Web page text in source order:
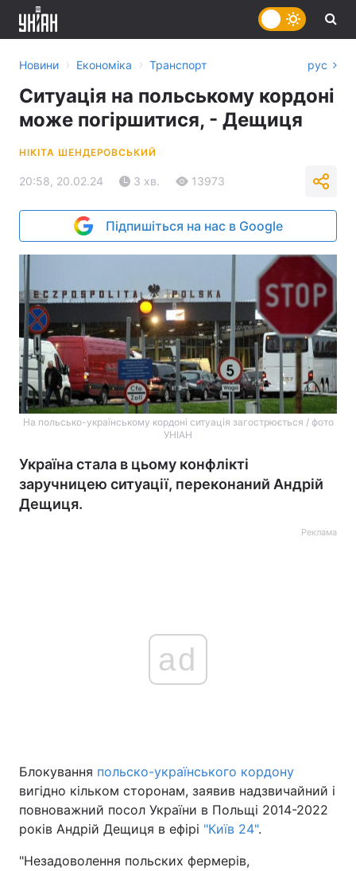
Головна Війна
Україна Політика
Новини › Економіка › Транспорт рус
Ситуація на польському кордоні
може погіршитися, - Дещиця
НІКІТА ШЕНДЕРОВСЬКИЙ
20:58, 20.02.24 3 хв. 13973
Підпишіться на нас в Google
На польсько-українському кордоні ситуація загострюється / фото
УНІАН
Україна стала в цьому конфлікті
заручницею ситуації, переконаний Андрій
Дещиця.
Реклама
ad
Блокування польско-українського кордону
вигідно кільком сторонам, заявив надзвичайний і
повноважний посол України в Польщі 2014-2022
років Андрій Дещиця в ефірі "Київ 24".
"Незадоволення польских фермерів,